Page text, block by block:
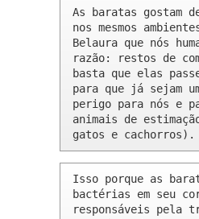
As baratas gostam
nos mesmos
Belaura que nós
razão: restos de
basta que elas
para que já sejam
perigo para nós e
animais de
gatos e cachorros).
Isso porque as
bactérias em seu
responsáveis pela